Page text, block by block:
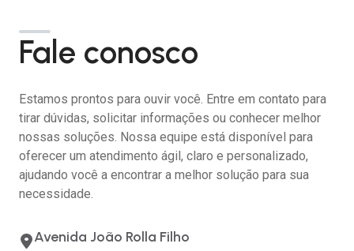
Fale conosco
Estamos prontos para ouvir você. Entre em contato para
tirar dúvidas, solicitar informações ou conhecer melhor
nossas soluções. Nossa equipe está disponível para
oferecer um atendimento ágil, claro e personalizado,
ajudando você a encontrar a melhor solução para sua
necessidade.
Avenida João Rolla Filho